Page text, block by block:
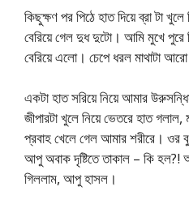
কিছুক্ষণ পর পিঠে হাত দিয়ে ব্রা টা
বেরিয়ে গেল দুধ দুটো। আমি মুখে
বেরিয়ে এলো। চেপে ধরল মাথাটা
একটা হাত সরিয়ে নিয়ে আমার
জীপারটা খুলে নিয়ে ভেতরে হাত
প্রবাহ খেলে গেল আমার শরীরে। ওর
আপু অবাক দৃষ্টিতে তাকাল – কি হল?!
গিললাম, আপু হাসল।